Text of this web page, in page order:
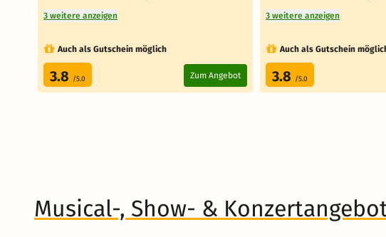
3 weitere anzeigen
Auch als Gutschein möglich
3.8 /5.0 Zum Angebot
3 weitere anzeigen
Auch als Gutschein
3.8 /5.0
Musical-, Show- &